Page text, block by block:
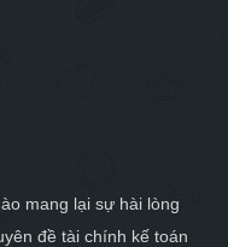
mang lại sự hài lòng
đề tài chính kế toán